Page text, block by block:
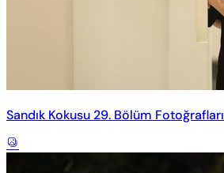
Sandık Kokusu 29. Bölüm Fotoğrafları